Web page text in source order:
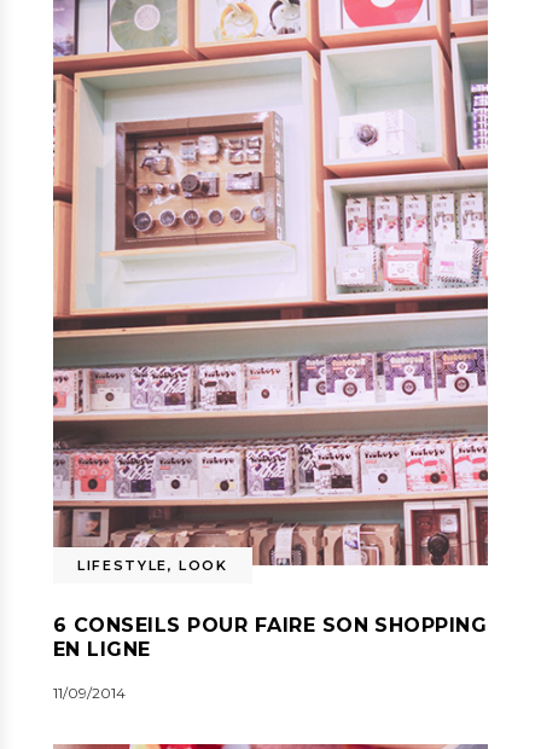
LIFESTYLE,LOOK
6 CONSEILS POUR FAIRE SON SHOPPING
EN LIGNE
11/09/2014